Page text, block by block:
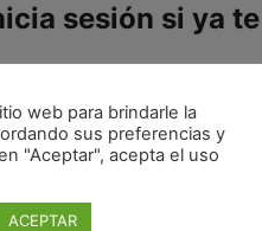
sesión si ya
web para brindarle la
sus preferencias y
"Aceptar", acepta el uso
ACEPTAR